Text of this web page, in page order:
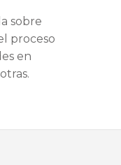
sobre
proceso
en